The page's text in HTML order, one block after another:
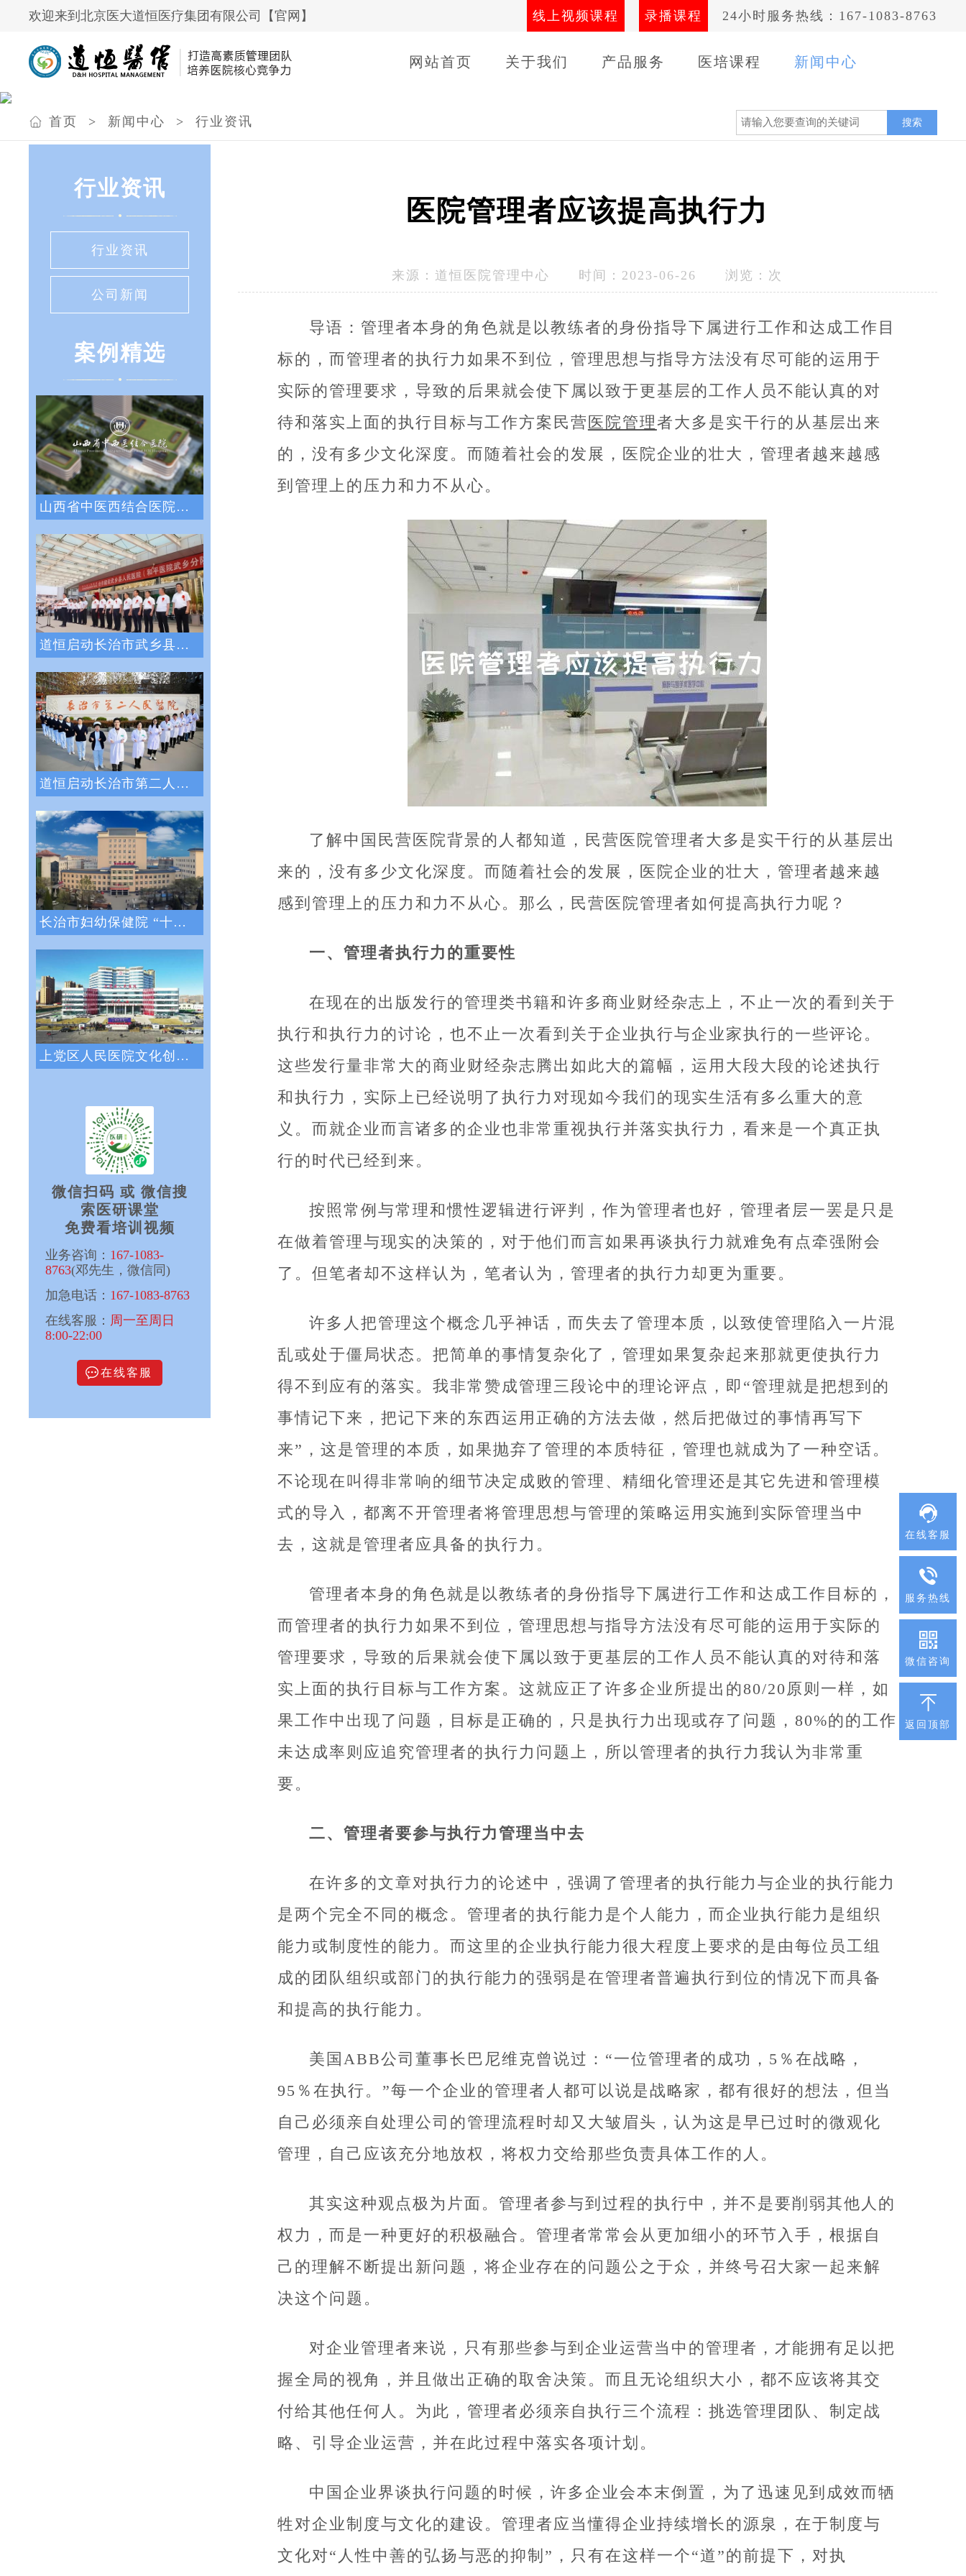
线上视频课程 录播课程 24小时服务热线：167-1083-8763
欢迎来到北京医大道恒医疗集团有限公司【官网】
网站首页 关于我们 产品服务 医培课程 新闻中心
在线客服
服务热线
微信咨询
返回顶部
首页 > 新闻中心 > 行业资讯 搜索
行业资讯
行业资讯
公司新闻
案例精选
山西省中医西结合医院战略绩效管理咨询项目
道恒启动长治市武乡县人民医院绩效管理体系
道恒启动长治市第二人民医院绩效管理咨询服
长治市妇幼保健院 “十四五”医院战略与绩
上党区人民医院文化创新咨询项目正式启动
微信扫码 或 微信搜
索医研课堂
免费看培训视频
业务咨询： 167-1083-
8763(邓先生，微信同)
加急电话： 167-1083-8763
在线客服： 周一至周日
8:00-22:00
在线客服
医院管理者应该提高执行力
来源： 道恒医院管理中心 时间：2023-06-26 浏览： 次
导语：管理者本身的角色就是以教练者的身份指导下属进行工作和达成工作目
标的，而管理者的执行力如果不到位，管理思想与指导方法没有尽可能的运用于
实际的管理要求，导致的后果就会使下属以致于更基层的工作人员不能认真的对
待和落实上面的执行目标与工作方案民营 医院管理者大多是实干行的从基层出来
的，没有多少文化深度。而随着社会的发展，医院企业的壮大，管理者越来越感
到管理上的压力和力不从心。
了解中国民营医院背景的人都知道，民营医院管理者大多是实干行的从基层出
来的，没有多少文化深度。而随着社会的发展，医院企业的壮大，管理者越来越
感到管理上的压力和力不从心。那么，民营医院管理者如何提高执行力呢？
一、管理者执行力的重要性
在现在的出版发行的管理类书籍和许多商业财经杂志上，不止一次的看到关于
执行和执行力的讨论，也不止一次看到关于企业执行与企业家执行的一些评论。
这些发行量非常大的商业财经杂志腾出如此大的篇幅，运用大段大段的论述执行
和执行力，实际上已经说明了执行力对现如今我们的现实生活有多么重大的意
义。而就企业而言诸多的企业也非常重视执行并落实执行力，看来是一个真正执
行的时代已经到来。
按照常例与常理和惯性逻辑进行评判，作为管理者也好，管理者层一罢是只是
在做着管理与现实的决策的，对于他们而言如果再谈执行力就难免有点牵强附会
了。但笔者却不这样认为，笔者认为，管理者的执行力却更为重要。
许多人把管理这个概念几乎神话，而失去了管理本质，以致使管理陷入一片混
乱或处于僵局状态。把简单的事情复杂化了，管理如果复杂起来那就更使执行力
得不到应有的落实。我非常赞成管理三段论中的理论评点，即“管理就是把想到的
事情记下来，把记下来的东西运用正确的方法去做，然后把做过的事情再写下
来”，这是管理的本质，如果抛弃了管理的本质特征，管理也就成为了一种空话。
不论现在叫得非常响的细节决定成败的管理、精细化管理还是其它先进和管理模
式的导入，都离不开管理者将管理思想与管理的策略运用实施到实际管理当中
去，这就是管理者应具备的执行力。
管理者本身的角色就是以教练者的身份指导下属进行工作和达成工作目标的，
而管理者的执行力如果不到位，管理思想与指导方法没有尽可能的运用于实际的
管理要求，导致的后果就会使下属以致于更基层的工作人员不能认真的对待和落
实上面的执行目标与工作方案。这就应正了许多企业所提出的80/20原则一样，如
果工作中出现了问题，目标是正确的，只是执行力出现或存了问题，80%的的工作
未达成率则应追究管理者的执行力问题上，所以管理者的执行力我认为非常重
要。
二、管理者要参与执行力管理当中去
在许多的文章对执行力的论述中，强调了管理者的执行能力与企业的执行能力
是两个完全不同的概念。管理者的执行能力是个人能力，而企业执行能力是组织
能力或制度性的能力。而这里的企业执行能力很大程度上要求的是由每位员工组
成的团队组织或部门的执行能力的强弱是在管理者普遍执行到位的情况下而具备
和提高的执行能力。
美国ABB公司董事长巴尼维克曾说过：“一位管理者的成功，5％在战略，
95％在执行。”每一个企业的管理者人都可以说是战略家，都有很好的想法，但当
自己必须亲自处理公司的管理流程时却又大皱眉头，认为这是早已过时的微观化
管理，自己应该充分地放权，将权力交给那些负责具体工作的人。
其实这种观点极为片面。管理者参与到过程的执行中，并不是要削弱其他人的
权力，而是一种更好的积极融合。管理者常常会从更加细小的环节入手，根据自
己的理解不断提出新问题，将企业存在的问题公之于众，并终号召大家一起来解
决这个问题。
对企业管理者来说，只有那些参与到企业运营当中的管理者，才能拥有足以把
握全局的视角，并且做出正确的取舍决策。而且无论组织大小，都不应该将其交
付给其他任何人。为此，管理者必须亲自执行三个流程：挑选管理团队、制定战
略、引导企业运营，并在此过程中落实各项计划。
中国企业界谈执行问题的时候，许多企业会本末倒置，为了迅速见到成效而牺
牲对企业制度与文化的建设。管理者应当懂得企业持续增长的源泉，在于制度与
文化对“人性中善的弘扬与恶的抑制”，只有在这样一个“道”的前提下，对执